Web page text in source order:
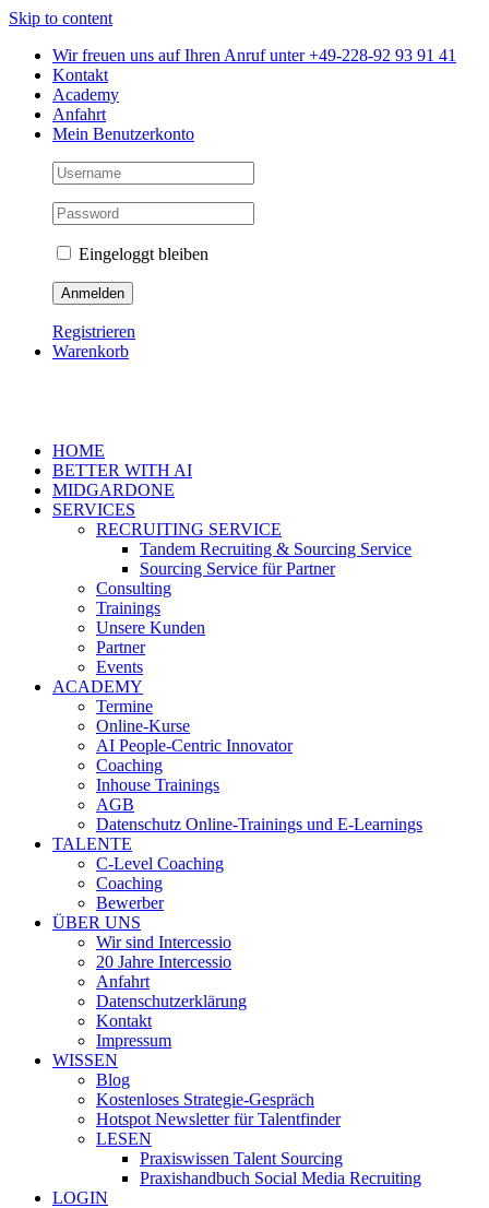
Skip to content
Wir freuen uns auf Ihren Anruf unter +49-228-92 93 91 41
Kontakt
Academy
Anfahrt
Mein Benutzerkonto
Eingeloggt bleiben
Registrieren
Warenkorb
HOME
BETTER WITH AI
MIDGARDONE
SERVICES
RECRUITING SERVICE
Tandem Recruiting & Sourcing Service
Sourcing Service für Partner
Consulting
Trainings
Unsere Kunden
Partner
Events
ACADEMY
Termine
Online-Kurse
AI People-Centric Innovator
Coaching
Inhouse Trainings
AGB
Datenschutz Online-Trainings und E-Learnings
TALENTE
C-Level Coaching
Coaching
Bewerber
ÜBER UNS
Wir sind Intercessio
20 Jahre Intercessio
Anfahrt
Datenschutzerklärung
Kontakt
Impressum
WISSEN
Blog
Kostenloses Strategie-Gespräch
Hotspot Newsletter für Talentfinder
LESEN
Praxiswissen Talent Sourcing
Praxishandbuch Social Media Recruiting
LOGIN